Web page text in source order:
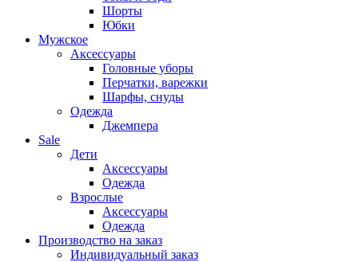
Шорты
Юбки
Мужское
Аксессуары
Головные уборы
Перчатки, варежки
Шарфы, снуды
Одежда
Джемпера
Sale
Дети
Аксессуары
Одежда
Взрослые
Аксессуары
Одежда
Производство на заказ
Индивидуальный заказ